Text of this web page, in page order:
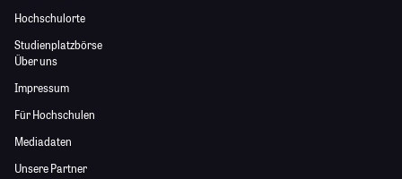
Hochschulorte
Studienplatzbörse
Über uns
Impressum
Für Hochschulen
Mediadaten
Unsere Partner